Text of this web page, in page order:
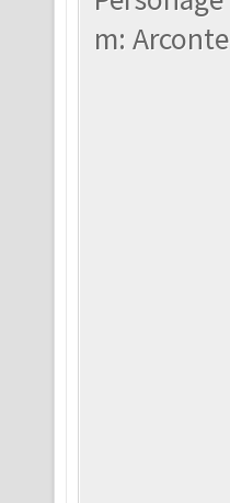
m: Arconte